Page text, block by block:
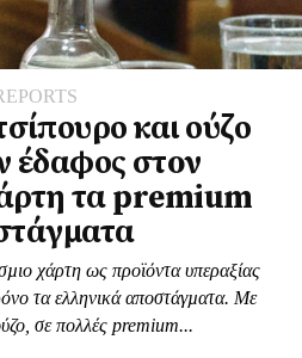
και ούζο
έδαφος στoν
τα premium
χάρτη ως προϊόντα υπεραξίας
τα ελληνικά αποστάγµατα. Με
σε πολλές premium...